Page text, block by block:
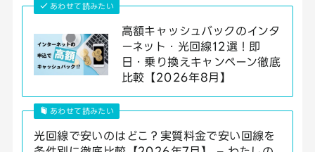
あわせて読みたい
高額キャッシュバックのインタ
ーネット・光回線12選！即
日・乗り換えキャンペーン徹底
比較【2026年8月】
あわせて読みたい
光回線で安いのはどこ？実質料金で安い回線を